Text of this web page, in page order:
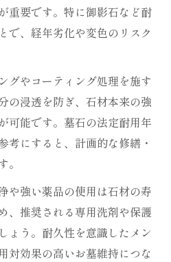
重要です。特に御影石など耐
で、経年劣化や変色のリスク
グやコーティング処理を施す
の浸透を防ぎ、石材本来の強
可能です。墓石の法定耐用年
考にすると、計画的な修繕・
や強い薬品の使用は石材の寿
、推奨される専用洗剤や保護
ょう。耐久性を意識したメン
対効果の高いお墓維持につな